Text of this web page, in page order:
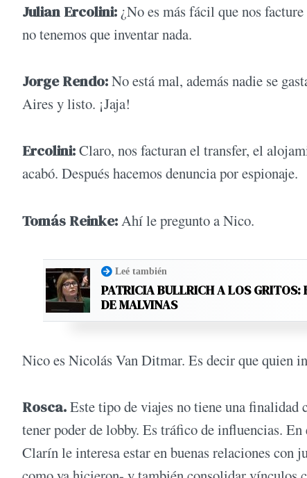
Julian Ercolini: ¿No es más fácil que nos
no tenemos que inventar nada.
Jorge Rendo:No está mal, además nadie se
Aires y listo. ¡Jaja!
Ercolini:Claro, nos facturan el transfer, el
acabó. Después hacemos denuncia por espionaje.
Tomás Reinke:Ahí le pregunto a Nico.
Leé también
PATRICIA BULLRICH A LOS GRITOS:
DE MALVINAS
Nico es Nicolás Van Ditmar. Es decir que quien
Rosca.Este tipo de viajes no tiene una finalidad
tener poder de lobby. Es tráfico de influencias.
Clarín le interesa estar en buenas relaciones con